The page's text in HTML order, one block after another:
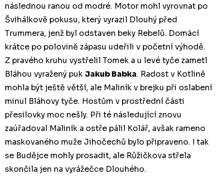
následnou ranou od modré. Motor mohl vyrovnat po
Švihálkově pokusu, který vyrazil Dlouhý před
Trummera, jenž byl odstaven beky Rebelů. Domácí
krátce po polovině zápasu udeřili v početní výhodě.
Z pravého kruhu vystřelil Tomek a u levé tyče zametl
Bláhou vyražený puk Jakub Babka. Radost v Kotlině
mohla být ještě větší, ale Maliník v brejku při oslabení
minul Bláhovy tyče. Hostům v prostřední části
přesilovky moc nešly. Při té následující znovu
zaúřadoval Maliník a ostře pálil Kolář, avšak rameno
maskovaného muže Jihočechů bylo připraveno. I tak
se Budějce mohly prosadit, ale Růžičkova střela
skončila jen na vyrážečce Dlouhého.